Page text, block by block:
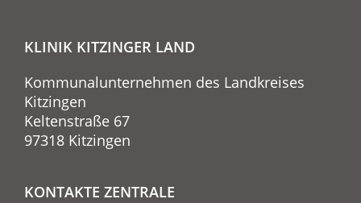
KLINIK KITZINGER LAND
Kommunalunternehmen des Landkreises
Kitzingen
Keltenstraße 67
97318 Kitzingen
KONTAKTE ZENTRALE